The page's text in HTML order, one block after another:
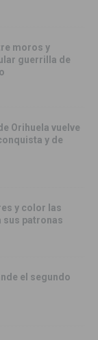
moros y
guerrilla de
Orihuela vuelve
y de
y color las
sus patronas
el segundo